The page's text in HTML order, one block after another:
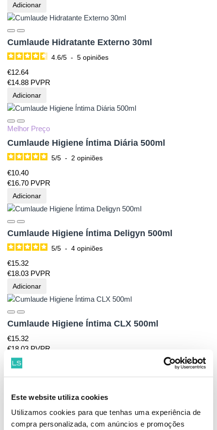
Este website utiliza cookies
Utilizamos cookies para que tenhas uma experiência de
compra personalizada, com anúncios e promoções
Adicionar
Cumlaude Hidratante Externo 30ml
4.6/5 - 5 opiniões
€12.64
€14.88 PVPR
Adicionar
Melhor Preço
Cumlaude Higiene Íntima Diária 500ml
5/5 - 2 opiniões
€10.40
€16.70 PVPR
Adicionar
Cumlaude Higiene Íntima Deligyn 500ml
5/5 - 4 opiniões
€15.32
€18.03 PVPR
Adicionar
Cumlaude Higiene Íntima CLX 500ml
€15.32
€18. 03 PVPR
Adicionar
Cumlaude Óvulos CLX 10 unidades
5/5- 1 opiniões